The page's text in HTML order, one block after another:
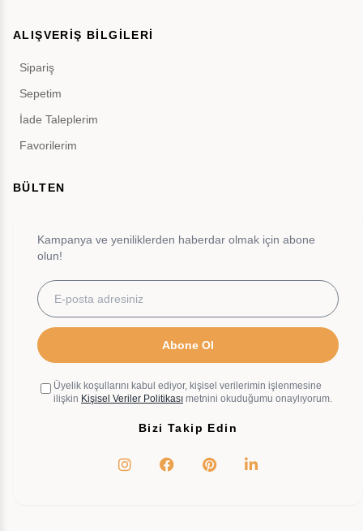
ALIŞVERİŞ BİLGİLERİ
Sipariş
Sepetim
İade Taleplerim
Favorilerim
BÜLTEN
Kampanya ve yeniliklerden haberdar olmak için abone
olun!
Abone Ol
Üyelik koşullarını kabul ediyor, kişisel verilerimin işlenmesine
ilişkin Kişisel Veriler Politikası metnini okuduğumu onaylıyorum.
Bizi Takip Edin